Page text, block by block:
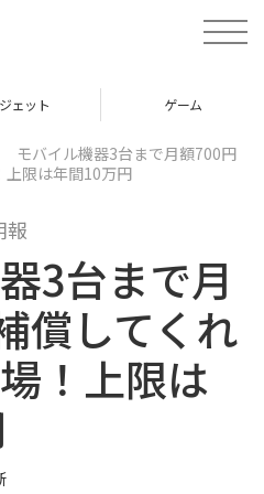
t
o
v
ェット ゲーム
モバイル機器3台まで月額700円
上限は年間10万円
報
3台まで月
償してくれ
！上限は